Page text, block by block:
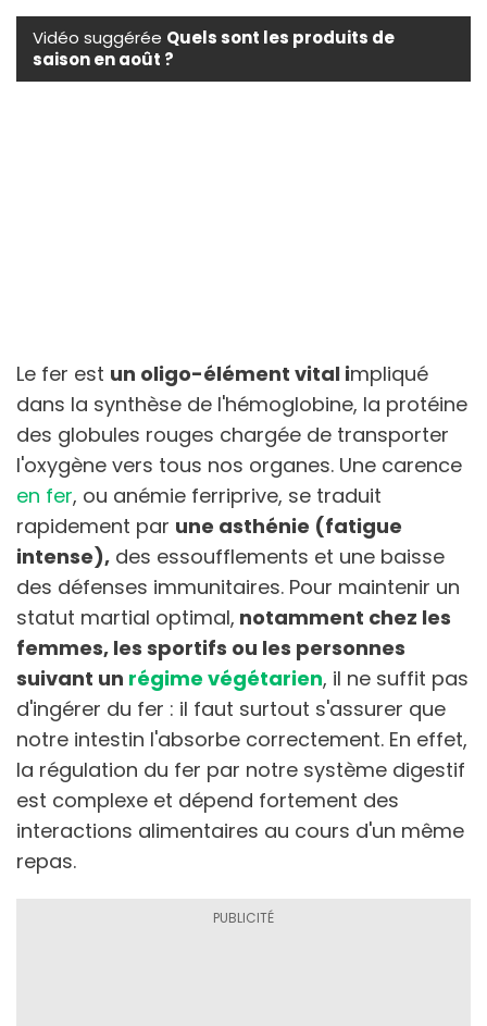
Vidéo suggérée Quels sont les produits de
saison en août ?
Le fer est un oligo-élément vital impliqué
dans la synthèse de l'hémoglobine, la protéine
des globules rouges chargée de transporter
l'oxygène vers tous nos organes. Une carence
en fer, ou anémie ferriprive, se traduit
rapidement par une asthénie (fatigue
intense), des essoufflements et une baisse
des défenses immunitaires. Pour maintenir un
statut martial optimal, notamment chez les
femmes, les sportifs ou les personnes
suivant un régime végétarien, il ne suffit pas
d'ingérer du fer : il faut surtout s'assurer que
notre intestin l'absorbe correctement. En effet,
la régulation du fer par notre système digestif
est complexe et dépend fortement des
interactions alimentaires au cours d'un même
repas.